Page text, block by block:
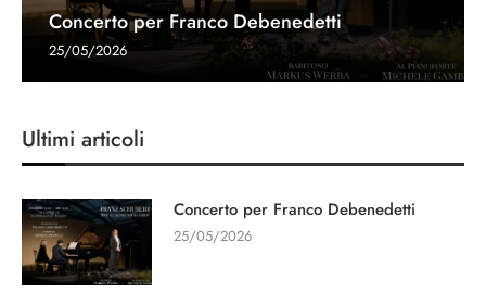
Concerto per Franco Debenedetti
25/05/2026
Ultimi articoli
Concerto per Franco Debenedetti
25/05/2026